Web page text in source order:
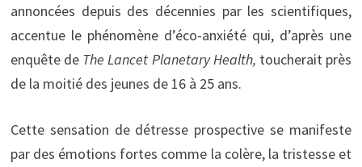
annoncées depuis des décennies par les scientifiques,
accentue le phénomène d’éco-anxiété qui, d’après une
enquête de The Lancet Planetary Health, toucherait près
de la moitié des jeunes de 16 à 25 ans.
Cette sensation de détresse prospective se manifeste
par des émotions fortes comme la colère, la tristesse et